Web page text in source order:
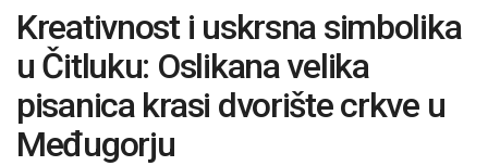
Kreativnost i uskrsna simbolika
u Čitluku: Oslikana velika
pisanica krasi dvorište crkve u
Međugorju